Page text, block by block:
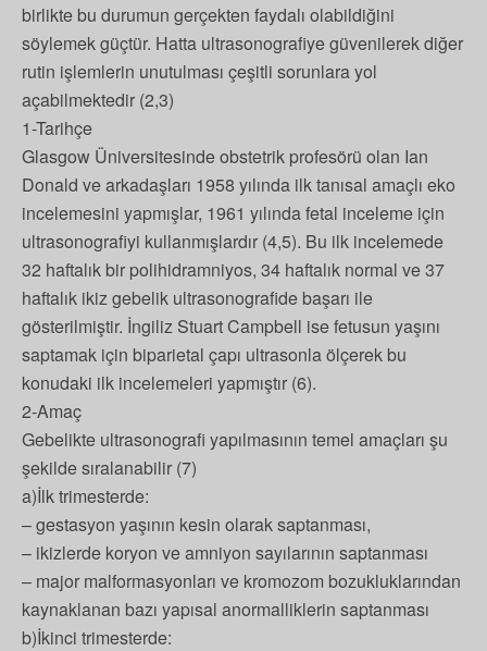
birlikte bu durumun gerçekten faydalı olabildiğini
söylemek güçtür. Hatta ultrasonografiye güvenilerek diğer
rutin işlemlerin unutulması çeşitli sorunlara yol
açabilmektedir (2,3)
1-Tarihçe
Glasgow Üniversitesinde obstetrik profesörü olan Ian
Donald ve arkadaşları 1958 yılında ilk tanısal amaçlı eko
incelemesini yapmışlar, 1961 yılında fetal inceleme için
ultrasonografiyi kullanmışlardır (4,5). Bu ilk incelemede
32 haftalık bir polihidramniyos, 34 haftalık normal ve 37
haftalık ikiz gebelik ultrasonografide başarı ile
gösterilmiştir. İngiliz Stuart Campbell ise fetusun yaşını
saptamak için biparietal çapı ultrasonla ölçerek bu
konudaki ilk incelemeleri yapmıştır (6).
2-Amaç
Gebelikte ultrasonografi yapılmasının temel amaçları şu
şekilde sıralanabilir (7)
a)İlk trimesterde:
– gestasyon yaşının kesin olarak saptanması,
– ikizlerde koryon ve amniyon sayılarının saptanması
– major malformasyonları ve kromozom bozukluklarından
kaynaklanan bazı yapısal anormalliklerin saptanması
b)İkinci trimesterde: